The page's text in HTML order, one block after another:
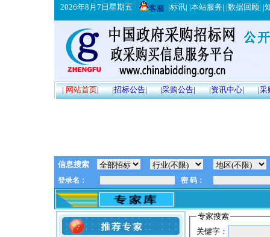
2026年8月7日星期五 客服 |标讯| |本站服务| |数据回顾| |
|网站首页| |招标公告| |采购公告| |资讯中心| |采
信息搜索
专家搜索
关键字：